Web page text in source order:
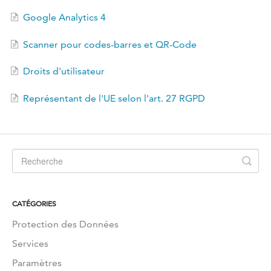
Google Analytics 4
Scanner pour codes-barres et QR-Code
Droits d'utilisateur
Représentant de l'UE selon l'art. 27 RGPD
CATÉGORIES
Protection des Données
Services
Paramètres